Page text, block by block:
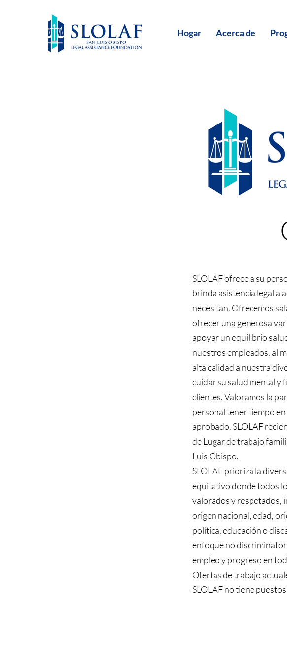
Hogar Acerca de
SLOLAF ofrece a su
brinda asistencia legal a
necesitan. Ofrecemos
ofrecer una generosa
apoyar un equilibrio
nuestros empleados, al
alta calidad a nuestra
cuidar su salud mental y
clientes. Valoramos la
personal tener tiempo
aprobado. SLOLAF
de Lugar de trabajo
Luis Obispo.
SLOLAF prioriza la
equitativo donde todos
valorados y respetados,
origen nacional, edad,
política, educación o
enfoque no
empleo y progreso en
Ofertas de trabajo
SLOLAF no tiene